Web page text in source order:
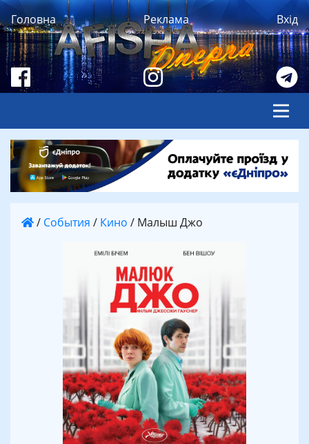
Головна Реклама Вхід
/ События / Кино / Малыш Джо